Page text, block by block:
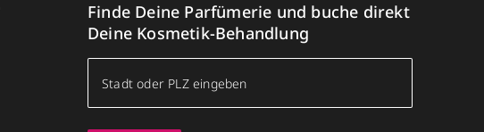
Finde Deine Parfümerie und buche direkt
Deine Kosmetik-Behandlung